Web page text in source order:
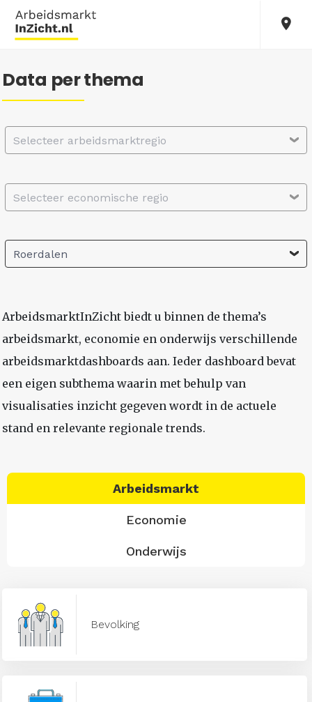
Data per thema
Selecteer arbeidsmarktregio
Selecteer economische regio
Roerdalen
ArbeidsmarktInZicht biedt u binnen de thema’s
arbeidsmarkt, economie en onderwijs verschillende
arbeidsmarktdashboards aan. Ieder dashboard bevat
een eigen subthema waarin met behulp van
visualisaties inzicht gegeven wordt in de actuele
stand en relevante regionale trends.
Arbeidsmarkt
Economie
Onderwijs
Bevolking